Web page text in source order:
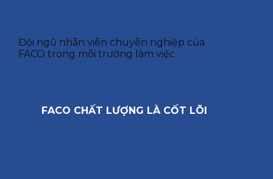
Đội ngũ nhân viên chuyên nghiệp của
FACO trong môi trường làm việc
FACO CHẤT LƯỢNG LÀ CỐT LÕI